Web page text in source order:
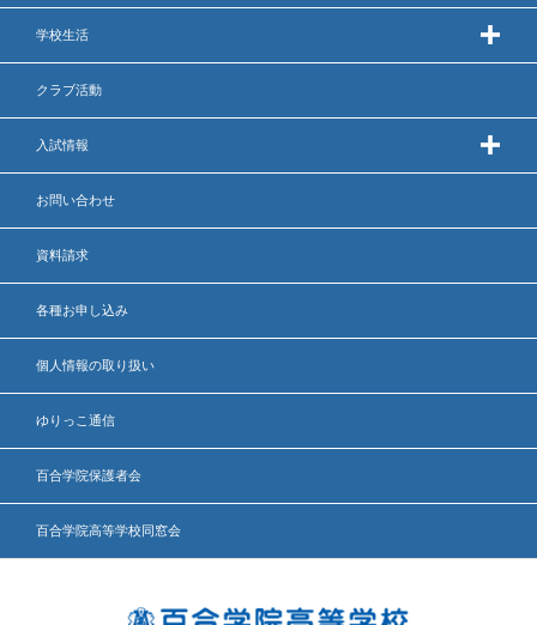
学校生活
クラブ活動
入試情報
お問い合わせ
資料請求
各種お申し込み
個人情報の取り扱い
ゆりっこ通信
百合学院保護者会
百合学院高等学校同窓会